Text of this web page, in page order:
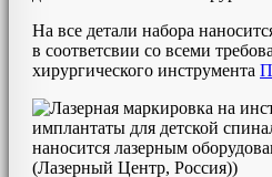
На все детали набора
в соответсвии со всеми
хирургического инструмента